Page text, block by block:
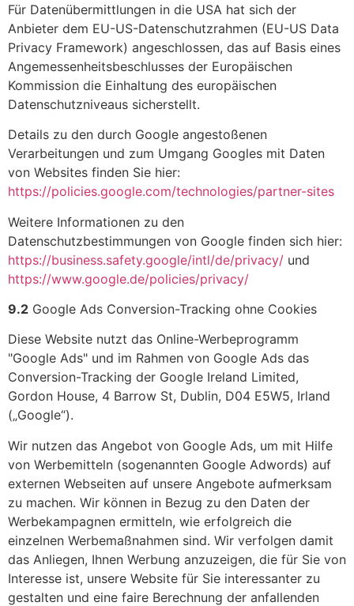
Für Datenübermittlungen in die USA hat sich der
Anbieter dem EU-US-Datenschutzrahmen (EU-US Data
Privacy Framework) angeschlossen, das auf Basis eines
Angemessenheitsbeschlusses der Europäischen
Kommission die Einhaltung des europäischen
Datenschutzniveaus sicherstellt.
Details zu den durch Google angestoßenen
Verarbeitungen und zum Umgang Googles mit Daten
von Websites finden Sie hier:
https://policies.google.com/technologies/partner-sites
Weitere Informationen zu den
Datenschutzbestimmungen von Google finden sich hier:
https://business.safety.google/intl/de/privacy/ und
https://www.google.de/policies/privacy/
9.2 Google Ads Conversion-Tracking ohne Cookies
Diese Website nutzt das Online-Werbeprogramm
"Google Ads" und im Rahmen von Google Ads das
Conversion-Tracking der Google Ireland Limited,
Gordon House, 4 Barrow St, Dublin, D04 E5W5, Irland
(„Google“).
Wir nutzen das Angebot von Google Ads, um mit Hilfe
von Werbemitteln (sogenannten Google Adwords) auf
externen Webseiten auf unsere Angebote aufmerksam
zu machen. Wir können in Bezug zu den Daten der
Werbekampagnen ermitteln, wie erfolgreich die
einzelnen Werbemaßnahmen sind. Wir verfolgen damit
das Anliegen, Ihnen Werbung anzuzeigen, die für Sie von
Interesse ist, unsere Website für Sie interessanter zu
gestalten und eine faire Berechnung der anfallenden